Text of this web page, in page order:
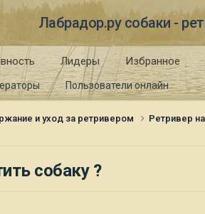
Лабрадор.ру собаки -
Пользователи онлайн
Лидеры Избранное
и уход за ретривером Ретривер
собаку ?